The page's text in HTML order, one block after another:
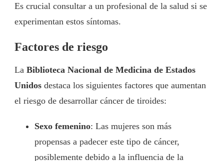
Es crucial consultar a un profesional de la salud si se
experimentan estos síntomas.
Factores de riesgo
La Biblioteca Nacional de Medicina de Estados
Unidos destaca los siguientes factores que aumentan
el riesgo de desarrollar cáncer de tiroides:
Sexo femenino: Las mujeres son más
propensas a padecer este tipo de cáncer,
posiblemente debido a la influencia de la